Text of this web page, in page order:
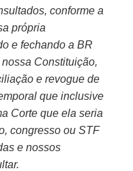
conforme a
própria
e fechando a BR
Constituição,
e revogue de
que inclusive
Corte que ela seria
congresso ou STF
e nossos